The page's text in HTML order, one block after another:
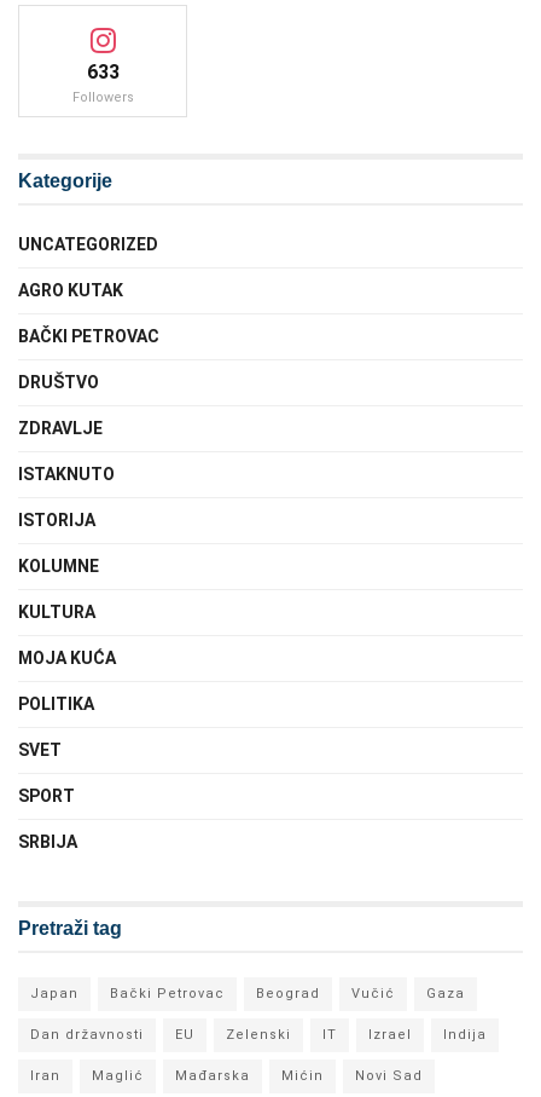
633
Followers
Kategorije
UNCATEGORIZED
AGRO KUTAK
BAČKI PETROVAC
DRUŠTVO
ZDRAVLJE
ISTAKNUTO
ISTORIJA
KOLUMNE
KULTURA
MOJA KUĆA
POLITIKA
SVET
SPORT
SRBIJA
Pretraži tag
Japan Bački Petrovac Beograd Vučić Gaza
Dan državnosti EU Zelenski IT Izrael Indija
Iran Maglić Mađarska Mićin Novi Sad